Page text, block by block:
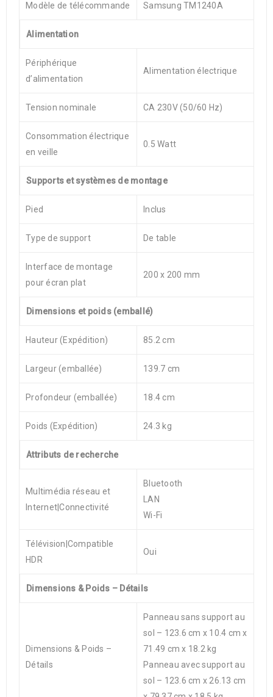
Modèle de télécommande Samsung TM1240A
Alimentation
Périphérique
d’alimentation
Alimentation électrique
Tension nominale CA 230V (50/60 Hz)
Consommation électrique
en veille
0.5 Watt
Supports et systèmes de montage
Pied Inclus
Type de support De table
Interface de montage
pour écran plat
200 x 200 mm
Dimensions et poids (emballé)
Hauteur (Expédition) 85.2 cm
Largeur (emballée) 139.7 cm
Profondeur (emballée) 18.4 cm
Poids (Expédition) 24.3 kg
Attributs de recherche
Multimédia réseau et
Internet|Connectivité
Bluetooth
LAN
Wi-Fi
Télévision|Compatible
HDR
Oui
Dimensions & Poids – Détails
Dimensions & Poids –
Détails
Panneau sans support au
sol – 123.6 cm x 10.4 cm x
71.49 cm x 18.2 kg
Panneau avec support au
sol – 123.6 cm x 26.13 cm